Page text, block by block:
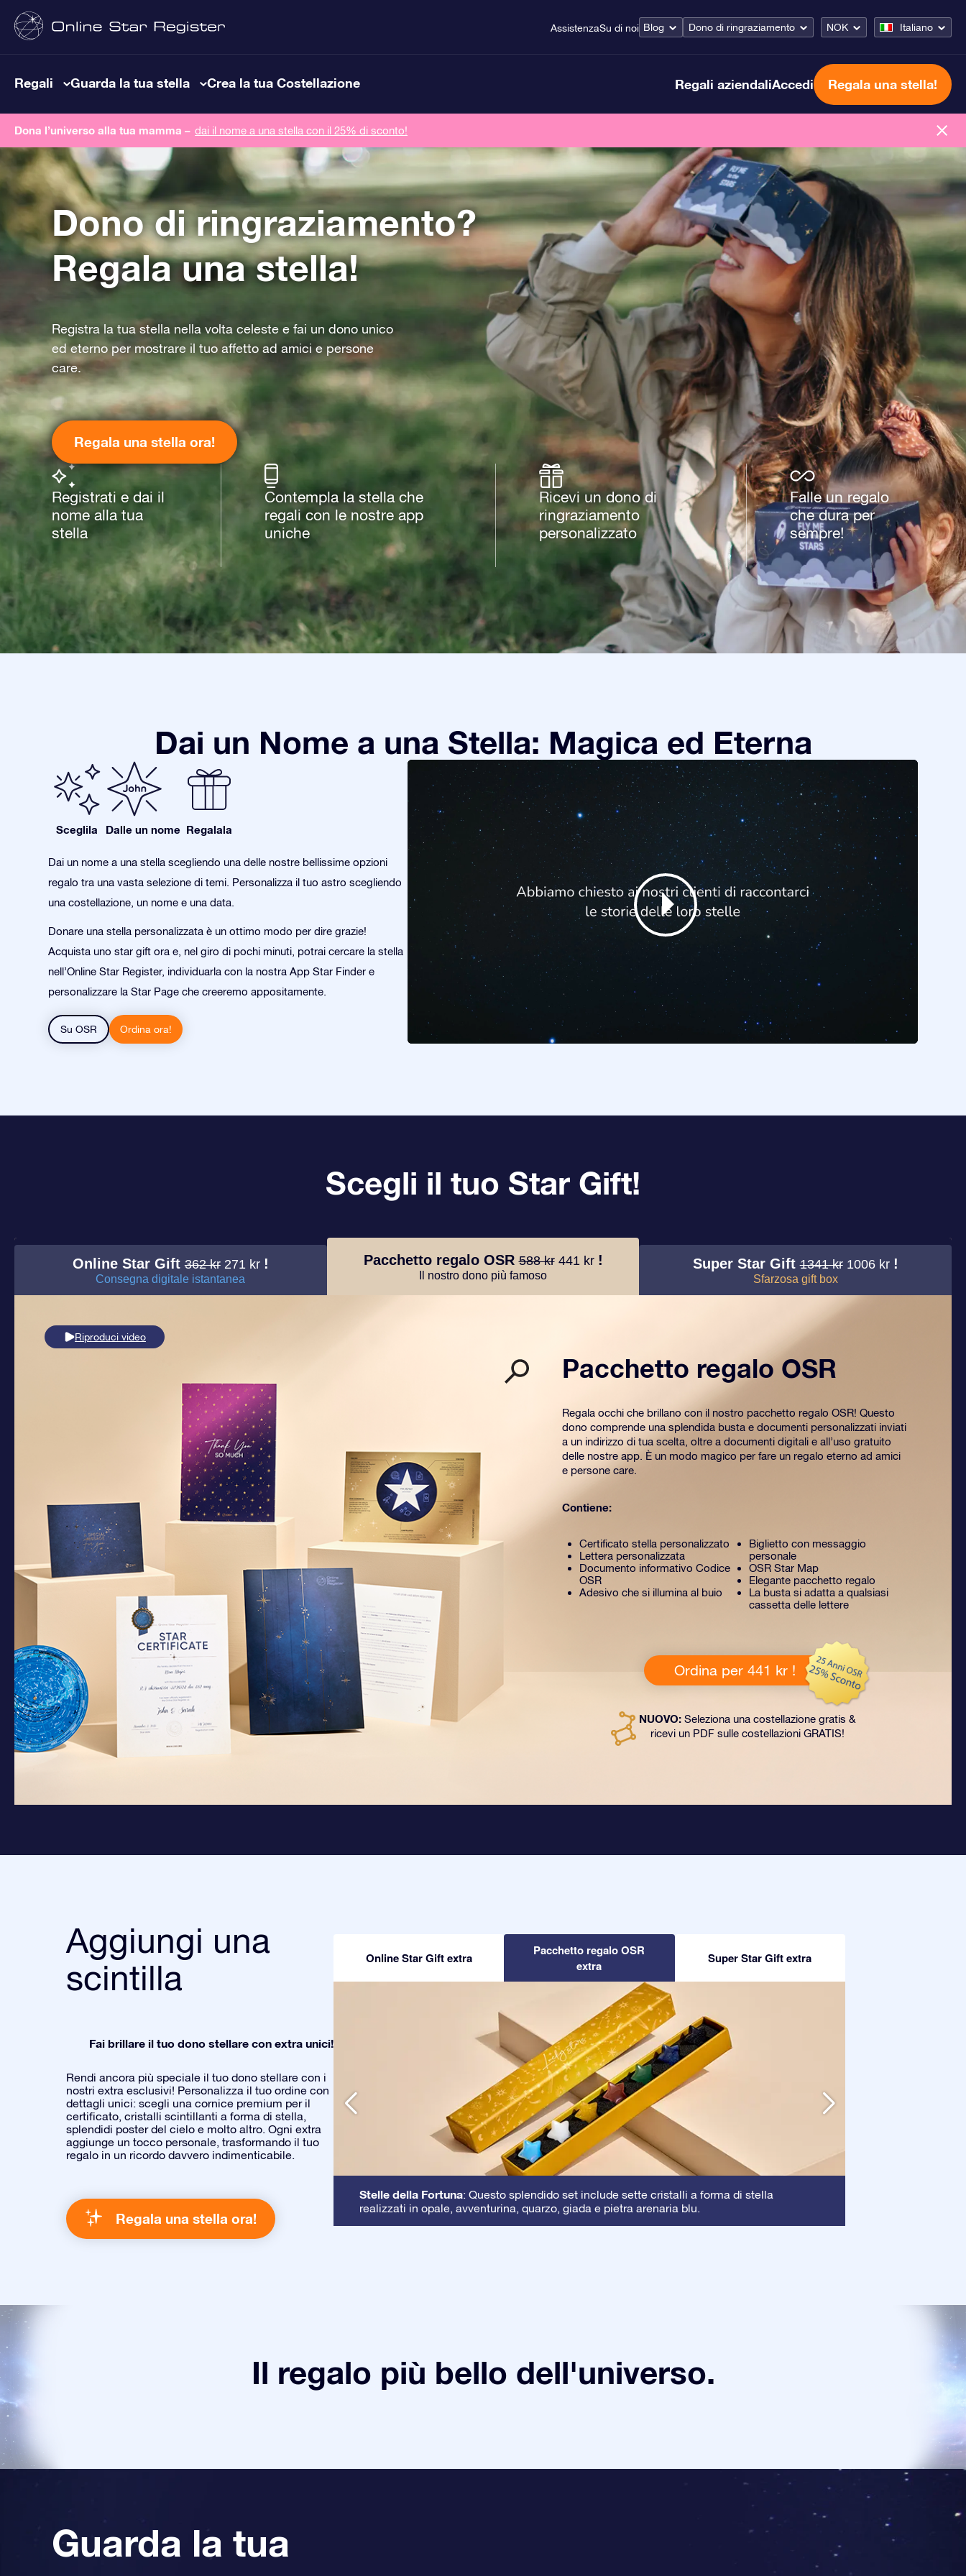
AssistenzaSu di noi Blog Dono di ringraziamento NOK Italiano
Regali Guarda la tua stella Crea la tua Costellazione Regali aziendaliAccedi Regala una stella!
Dona l’universo alla tua mamma – dai il nome a una stella con il 25% di sconto!
Dono di ringraziamento?
Regala una stella!
Registra la tua stella nella volta celeste e fai un dono unico
ed eterno per mostrare il tuo affetto ad amici e persone
care.
Regala una stella ora!
Registrati e dai il
nome alla tua
stella
Contempla la stella che
regali con le nostre app
uniche
Ricevi un dono di
ringraziamento
personalizzato
Falle un regalo
che dura per
sempre!
Dai un Nome a una Stella: Magica ed Eterna
Sceglila Dalle un nome Regalala
Dai un nome a una stella scegliendo una delle nostre bellissime opzioni
regalo tra una vasta selezione di temi. Personalizza il tuo astro scegliendo
una costellazione, un nome e una data.
Donare una stella personalizzata è un ottimo modo per dire grazie!
Acquista uno star gift ora e, nel giro di pochi minuti, potrai cercare la stella
nell’Online Star Register, individuarla con la nostra App Star Finder e
personalizzare la Star Page che creeremo appositamente.
Su OSR Ordina ora!
Scegli il tuo Star Gift!
Online Star Gift362 kr 271 kr !
Consegna digitale istantanea
Pacchetto regalo OSR588 kr 441 kr !
Il nostro dono più famoso
Super Star Gift1341 kr 1006 kr !
Sfarzosa gift box
Riproduci video
Pacchetto regalo OSR
Regala occhi che brillano con il nostro pacchetto regalo OSR! Questo
dono comprende una splendida busta e documenti personalizzati inviati
a un indirizzo di tua scelta, oltre a documenti digitali e all’uso gratuito
delle nostre app. È un modo magico per fare un regalo eterno ad amici
e persone care.
Contiene:
Certificato stella personalizzato
Lettera personalizzata
Documento informativo Codice
OSR
Adesivo che si illumina al buio
Biglietto con messaggio
personale
OSR Star Map
Elegante pacchetto regalo
La busta si adatta a qualsiasi
cassetta delle lettere
Ordina per 441 kr !
NUOVO: Seleziona una costellazione gratis &
ricevi un PDF sulle costellazioni GRATIS!
Aggiungi una
scintilla
Fai brillare il tuo dono stellare con extra unici!
Rendi ancora più speciale il tuo dono stellare con i
nostri extra esclusivi! Personalizza il tuo ordine con
dettagli unici: scegli una cornice premium per il
certificato, cristalli scintillanti a forma di stella,
splendidi poster del cielo e molto altro. Ogni extra
aggiunge un tocco personale, trasformando il tuo
regalo in un ricordo davvero indimenticabile.
Regala una stella ora!
Online Star Gift extra
Pacchetto regalo OSR
extra
Super Star Gift extra
Stelle della Fortuna: Questo splendido set include sette cristalli a forma di stella
realizzati in opale, avventurina, quarzo, giada e pietra arenaria blu.
Il regalo più bello dell'universo.
Guarda la tua